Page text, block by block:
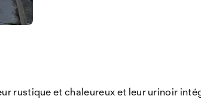
rustique et chaleureux et leur urinoir